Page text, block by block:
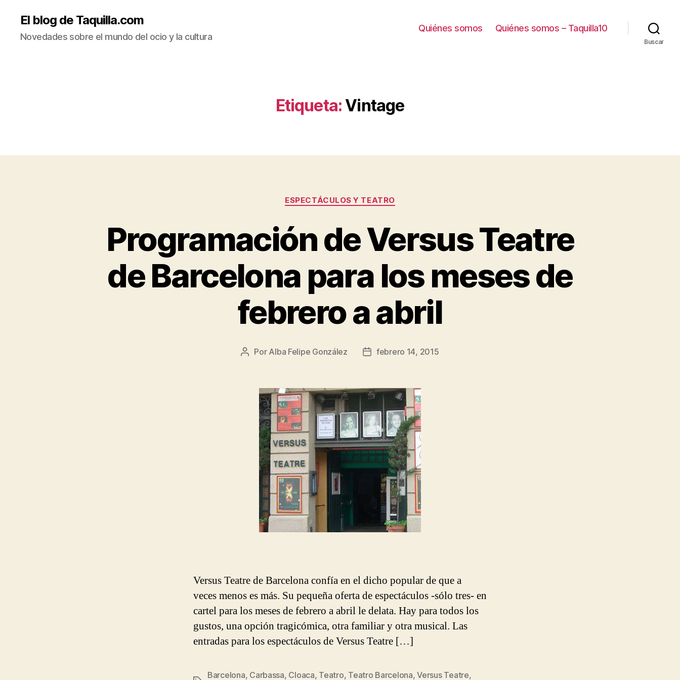
El blog de Taquilla.com
Novedades sobre el mundo del ocio y la cultura
Quiénes somos Quiénes somos – Taquilla10
Buscar
Etiqueta: Vintage
Categorías
ESPECTÁCULOS Y TEATRO
Programación de Versus Teatre
de Barcelona para los meses de
febrero a abril
Autor
entrada
Por Alba Felipe González
Fecha
entrada
febrero 14, 2015
Versus Teatre de Barcelona confía en el dicho popular de que a
veces menos es más. Su pequeña oferta de espectáculos -sólo tres- en
cartel para los meses de febrero a abril le delata. Hay para todos los
gustos, una opción tragicómica, otra familiar y otra musical. Las
entradas para los espectáculos de Versus Teatre […]
Barcelona, Carbassa, Cloaca, Teatro, Teatro Barcelona,Versus Teatre,